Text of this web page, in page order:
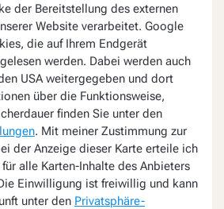
der Bereitstellung des externen
Website verarbeitet. Google
die auf Ihrem Endgerät
werden. Dabei werden auch
USA weitergegeben und dort
über die Funktionsweise,
finden Sie unter den
. Mit meiner Zustimmung zur
der Anzeige dieser Karte erteile ich
alle Karten-Inhalte des Anbieters
Einwilligung ist freiwillig und kann
unter den Privatsphäre-